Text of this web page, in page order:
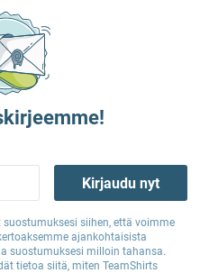
Kirjaudu nyt
siihen, että voimme
ajankohtaisista
suostumuksesi milloin tahansa.
tietoa siitä, miten TeamShirts